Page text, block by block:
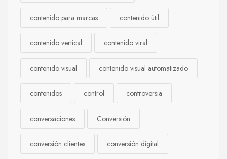
contenido para marcas contenido útil
contenido vertical contenido viral
contenido visual contenido visual automatizado
contenidos control controversia
conversaciones Conversión
conversión clientes conversión digital